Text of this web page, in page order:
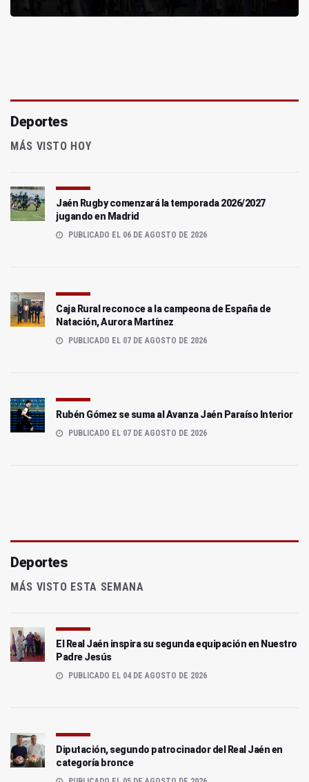
Deportes
MÁS VISTO HOY
Jaén Rugby comenzará la temporada 2026/2027
jugando en Madrid
PUBLICADO EL 06 DE AGOSTO DE 2026
Caja Rural reconoce a la campeona de España de
Natación, Aurora Martínez
PUBLICADO EL 07 DE AGOSTO DE 2026
Rubén Gómez se suma al Avanza Jaén Paraíso Interior
PUBLICADO EL 07 DE AGOSTO DE 2026
Deportes
MÁS VISTO ESTA SEMANA
El Real Jaén inspira su segunda equipación en Nuestro
Padre Jesús
PUBLICADO EL 04 DE AGOSTO DE 2026
Diputación, segundo patrocinador del Real Jaén en
categoría bronce